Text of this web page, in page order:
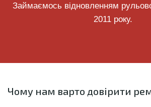
Займаємось відновленням
2011 року.
Чому нам варто довірити